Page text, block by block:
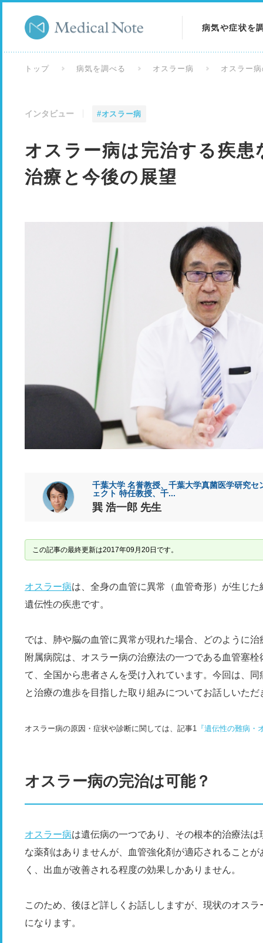
病気や症状を
トップ 病気を調べる オスラー病 オスラー
インタビュー #オスラー病
オスラー病は完治する疾
治療と今後の展望
千葉大学 名誉教授、千葉大学真菌医学研究
ェクト 特任教授、千...
巽 浩一郎 先生
この記事の最終更新は2017年09月20日です。
オスラー病は、全身の血管に異常（血管奇形）が生じ
遺伝性の疾患です。
では、肺や脳の血管に異常が現れた場合、どのように
附属病院は、オスラー病の治療法の一つである血管塞
て、全国から患者さんを受け入れています。今回は、
と治療の進歩を目指した取り組みについてお話しいただ
オスラー病の原因・症状や診断に関しては、記事1 『遺伝性の難病
オスラー病の完治は可能？
オスラー病は遺伝病の一つであり、その根本的治療法
な薬剤はありませんが、血管強化剤が適応されること
く、出血が改善される程度の効果しかありません。
このため、後ほど詳しくお話ししますが、現状のオス
になります。